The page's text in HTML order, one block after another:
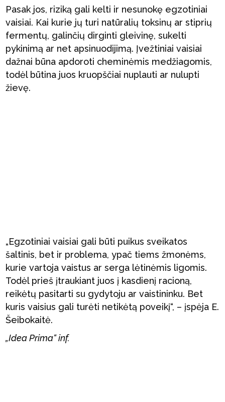
Pasak jos, riziką gali kelti ir nesunokę egzotiniai
vaisiai. Kai kurie jų turi natūralių toksinų ar stiprių
fermentų, galinčių dirginti gleivinę, sukelti
pykinimą ar net apsinuodijimą. Įvežtiniai vaisiai
dažnai būna apdoroti cheminėmis medžiagomis,
todėl būtina juos kruopščiai nuplauti ar nulupti
žievę.
„Egzotiniai vaisiai gali būti puikus sveikatos
šaltinis, bet ir problema, ypač tiems žmonėms,
kurie vartoja vaistus ar serga lėtinėmis ligomis.
Todėl prieš įtraukiant juos į kasdienį racioną,
reikėtų pasitarti su gydytoju ar vaistininku. Bet
kuris vaisius gali turėti netikėtą poveikį“, – įspėja E.
Šeibokaitė.
„Idea Prima“ inf.